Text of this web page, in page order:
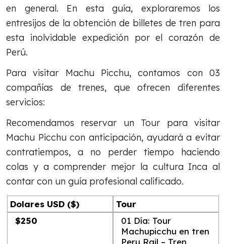
en general. En esta guía, exploraremos los
entresijos de la obtención de billetes de tren para
esta inolvidable expedición por el corazón de
Perú.
Para visitar Machu Picchu, contamos con 03
compañías de trenes, que ofrecen diferentes
servicios:
Recomendamos reservar un Tour para visitar
Machu Picchu con anticipación, ayudará a evitar
contratiempos, a no perder tiempo haciendo
colas y a comprender mejor la cultura Inca al
contar con un guía profesional calificado.
Dolares USD ($)
Tour
$250
01 Día: Tour
Machupicchu en tren
Peru Rail – Tren